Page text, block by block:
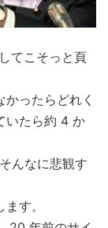
てこそっと頁
ったらどれく
いたら約 4 か
んなに悲観す
す。